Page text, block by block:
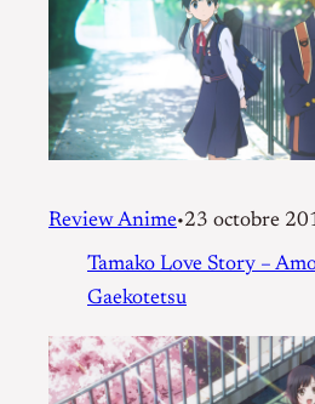
Review Anime•23 octobre
Tamako Love Story –
Gaekotetsu